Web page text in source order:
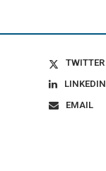
TWITTER
LINKEDIN
EMAIL